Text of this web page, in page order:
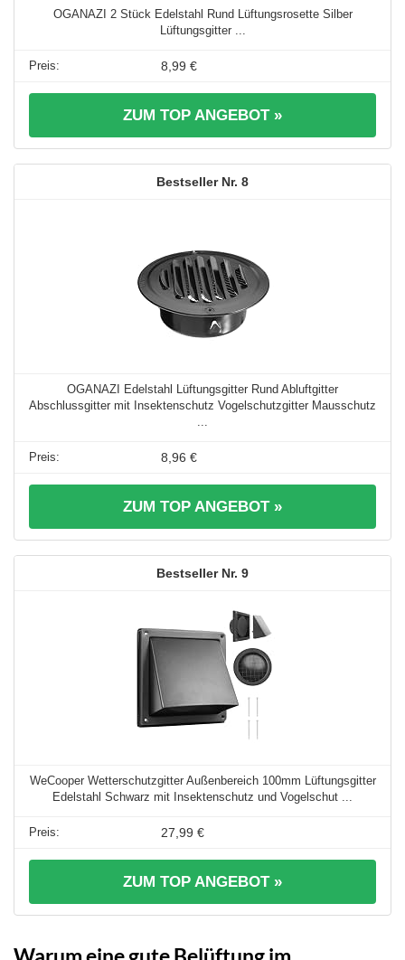
OGANAZI 2 Stück Edelstahl Rund Lüftungsrosette Silber
Lüftungsgitter ...
8,99 €
ZUM TOP ANGEBOT »
8
OGANAZI Edelstahl Lüftungsgitter Rund Abluftgitter
Abschlussgitter mit Insektenschutz Vogelschutzgitter Mausschutz
...
8,96 €
ZUM TOP ANGEBOT »
9
WeCooper Wetterschutzgitter Außenbereich 100mm Lüftungsgitter
Edelstahl Schwarz mit Insektenschutz und Vogelschut ...
27,99 €
ZUM TOP ANGEBOT »